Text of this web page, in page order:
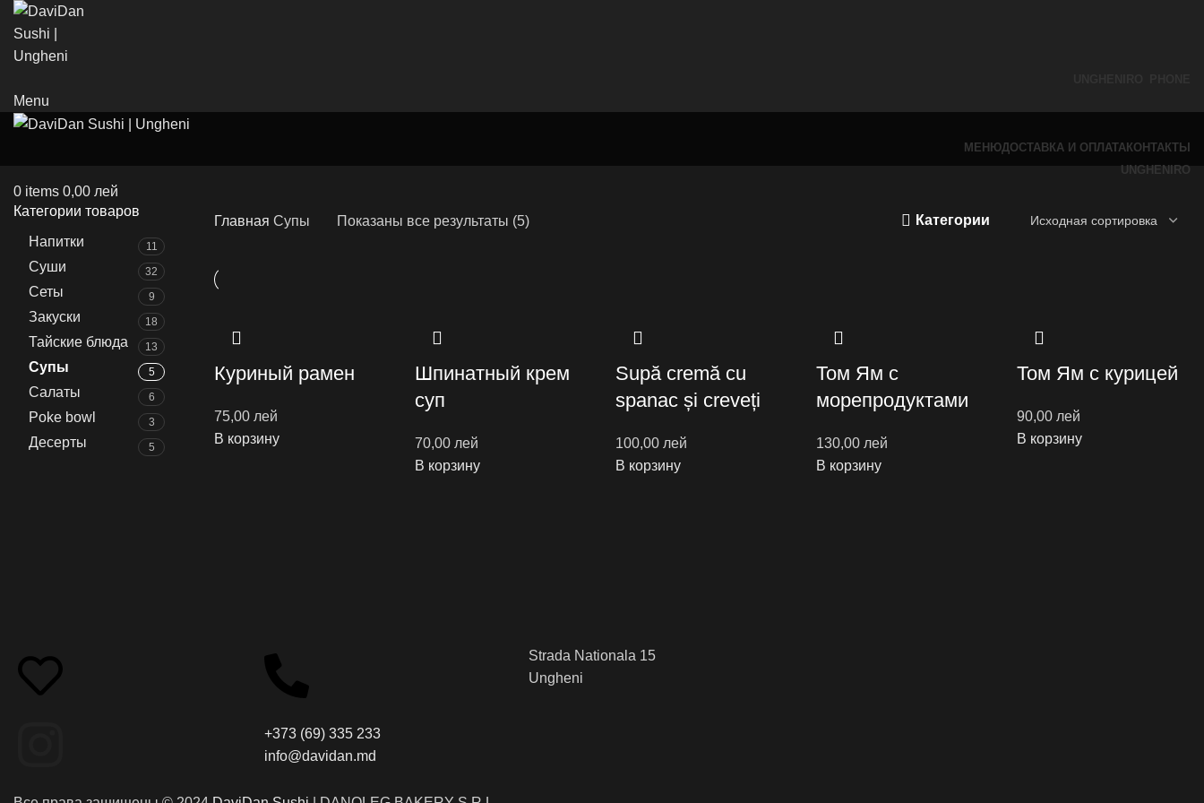
Menu
МЕНЮДОСТАВКА И ОПЛАТА КОНТАКТЫ
UNGHENI RO
0 items 0,00 лей
Категории товаров
Напитки
11
Суши 32
Сеты 9
Закуски 18
Тайские блюда 13
Супы 5
Салаты 6
Poke bowl 3
Десерты 5
Главная Супы Показаны все результаты (5) Категории
Куриный рамен
75,00 лей
В корзину
Шпинатный крем
суп
70,00 лей
В корзину
Supă cremă cu
spanac și creveți
100,00 лей
В корзину
Том Ям с
морепродуктами
130,00 лей
В корзину
Том Ям с курицей
90,00 лей
В корзину
+373 (69) 335 233
info@davidan.md
Strada Nationala 15
Ungheni